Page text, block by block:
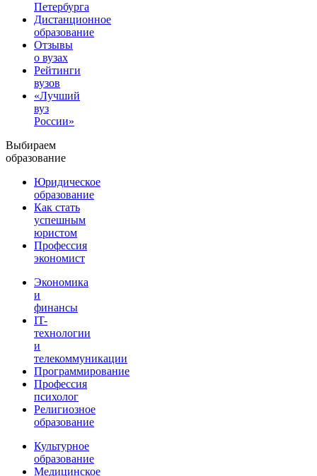
Петербурга
Дистанционное
образование
Отзывы
о вузах
Рейтинги
вузов
«Лучший
вуз
России»
Выбираем
образование
Юридическое
образование
Как стать
успешным
юристом
Профессия
экономист
Экономика
и
финансы
IT-
технологии
и
телекоммуникации
Программирование
Профессия
психолог
Религиозное
образование
Культурное
образование
Медицинское